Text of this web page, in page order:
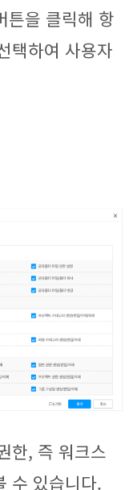
튼을 클릭해 항
택하여 사용자
한, 즉 워크스
수 있습니다.